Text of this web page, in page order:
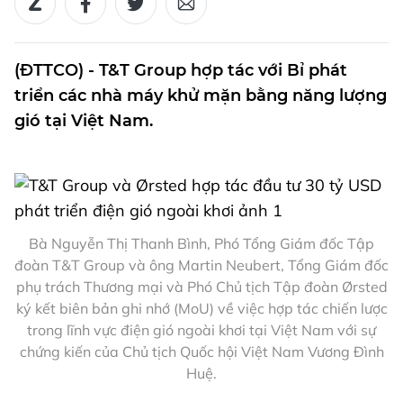
(ĐTTCO) - T&T Group hợp tác với Bỉ phát
triển các nhà máy khử mặn bằng năng lượng
gió tại Việt Nam.
Bà Nguyễn Thị Thanh Bình, Phó Tổng Giám đốc Tập
đoàn T&T Group và ông Martin Neubert, Tổng Giám đốc
phụ trách Thương mại và Phó Chủ tịch Tập đoàn Ørsted
ký kết biên bản ghi nhớ (MoU) về việc hợp tác chiến lược
trong lĩnh vực điện gió ngoài khơi tại Việt Nam với sự
chứng kiến của Chủ tịch Quốc hội Việt Nam Vương Đình
Huệ.